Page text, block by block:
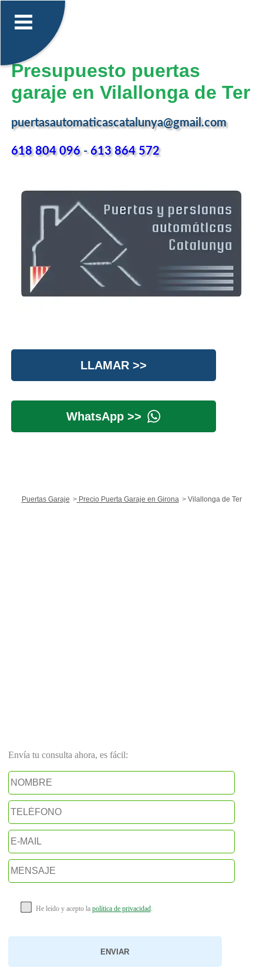
Presupuesto puertas
garaje en Vilallonga de Ter
puertasautomaticascatalunya@gmail.com
618 804 096-613 864 572
LLAMAR >>
WhatsApp >>
Puertas Garaje Precio Puerta Garaje en Girona Vilallonga de Ter
Envía tu consulta ahora, es fácil:
He leído y acepto la política de privacidad.